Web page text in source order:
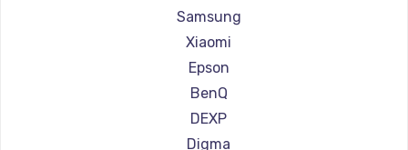
Ремонт проекторов Casio
Ремонт проекторов Hiper
Ремонт проекторов HITACHI
Ремонт проекторов Panasonic
Ремонт проекторов Hisense
Samsung
Xiaomi
Epson
BenQ
DEXP
Digma